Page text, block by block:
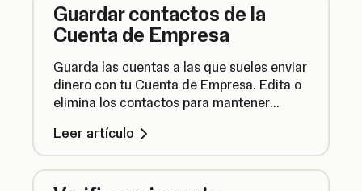
Guardar contactos de la
Cuenta de Empresa
Guarda las cuentas a las que sueles enviar
dinero con tu Cuenta de Empresa. Edita o
elimina los contactos para mantener
Leer artículo